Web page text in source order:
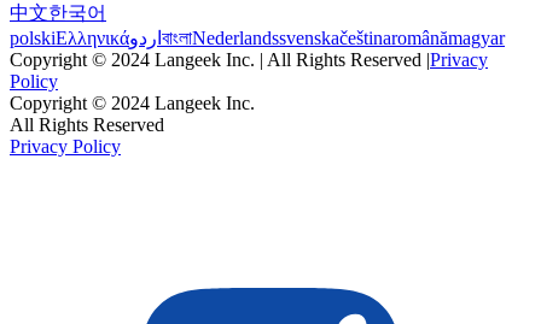
中文한국어
polskiΕλληνικάاردو বাংলাNederlandssvenskačeštinaromânămagyar
Copyright © 2024 Langeek Inc. | All Rights Reserved |Privacy
Policy
Copyright © 2024 Langeek Inc.
All Rights Reserved
Privacy Policy